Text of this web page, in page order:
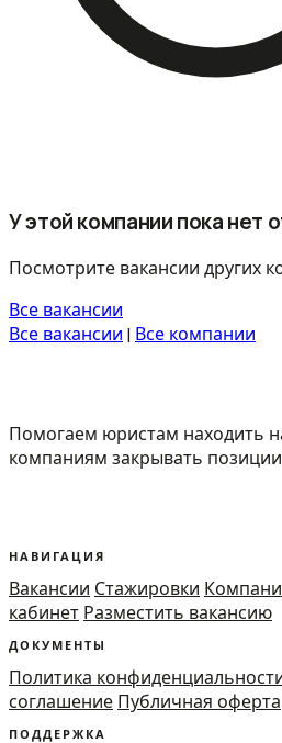
У этой компании пока нет
Посмотрите вакансии других
Все вакансии
Все вакансии | Все компании
Помогаем юристам находить
компаниям закрывать позиции
НАВИГАЦИЯ
Вакансии Стажировки
кабинет Разместить вакансию
ДОКУМЕНТЫ
Политика
соглашение Публичная оферта
ПОДДЕРЖКА